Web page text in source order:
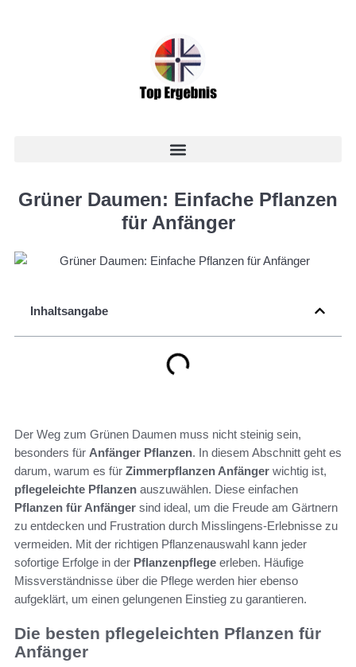
Grüner Daumen: Einfache Pflanzen
für Anfänger
Inhaltsangabe
Der Weg zum Grünen Daumen muss nicht steinig sein,
besonders für Anfänger Pflanzen. In diesem Abschnitt geht es
darum, warum es für Zimmerpflanzen Anfänger wichtig ist,
pflegeleichte Pflanzen auszuwählen. Diese einfachen
Pflanzen für Anfänger sind ideal, um die Freude am Gärtnern
zu entdecken und Frustration durch Misslingens-Erlebnisse zu
vermeiden. Mit der richtigen Pflanzenauswahl kann jeder
sofortige Erfolge in der Pflanzenpflege erleben. Häufige
Missverständnisse über die Pflege werden hier ebenso
aufgeklärt, um einen gelungenen Einstieg zu garantieren.
Die besten pflegeleichten Pflanzen für
Anfänger